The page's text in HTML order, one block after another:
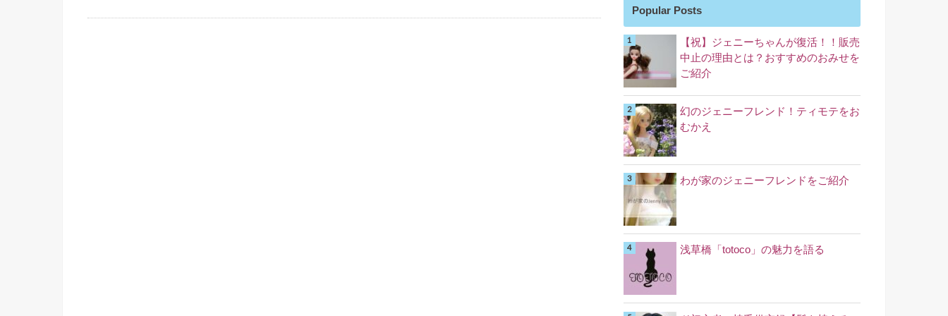
Popular Posts
【祝】ジェニーちゃんが復活！！販売
中止の理由とは？おすすめのおみせを
ご紹介
幻のジェニーフレンド！ティモテをお
むかえ
わが家のジェニーフレンドをご紹介
浅草橋「totoco」の魅力を語る